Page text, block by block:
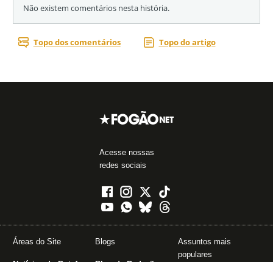
Acesse nossas
redes sociais
Áreas do Site Blogs
Assuntos mais
populares